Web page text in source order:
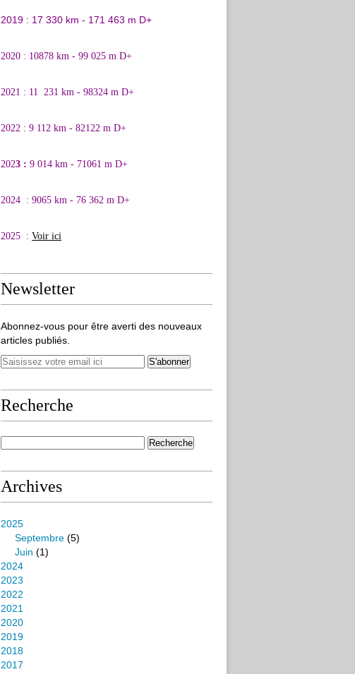
2019 : 17 330 km - 171 463 m D+
2020 : 10878 km - 99 025 m D+
2021 : 11 231 km - 98324 m D+
2022 : 9 112 km - 82122 m D+
2023 : 9 014 km - 71061 m D+
2024 : 9065 km - 76 362 m D+
2025 : Voir ici
Newsletter
Abonnez-vous pour être averti des nouveaux
articles publiés.
Recherche
Archives
2025
Septembre (5)
Juin (1)
2024
2023
2022
2021
2020
2019
2018
2017